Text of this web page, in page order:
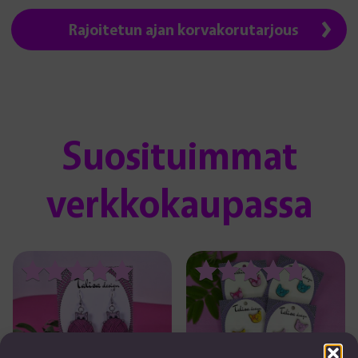
Rajoitetun ajan korvakorutarjous
Suosituimmat
verkkokaupassa
Arvostelu
tuotteesta:
tuotteella
on
useampi
muunnelma.
Arvostelu
tuotteesta:
Tällä
tuotteella
on
useampi
muunnelma.